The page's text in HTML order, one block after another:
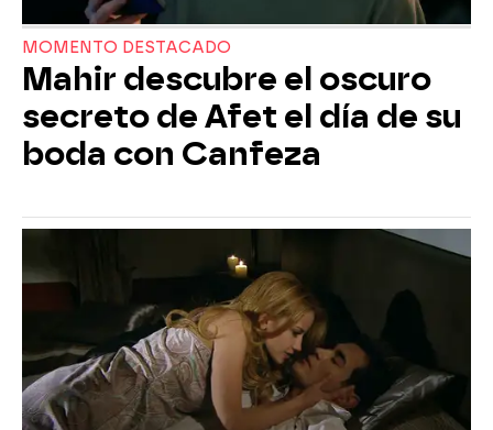
MOMENTO DESTACADO
Mahir descubre el oscuro
secreto de Afet el día de su
boda con Canfeza